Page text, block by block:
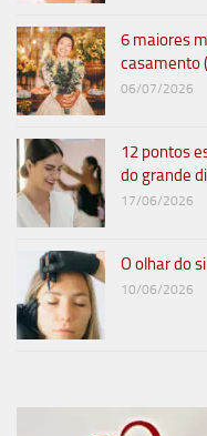
6 maiores
casamento
06/07/2026
12 pontos
do grande
17/06/2026
O olhar do
10/06/2026